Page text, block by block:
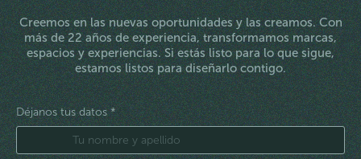
Creemos en las nuevas oportunidades y las creamos. Con
más de 22 años de experiencia, transformamos marcas,
espacios y experiencias. Si estás listo para lo que sigue,
estamos listos para diseñarlo contigo.
Déjanos tus datos *